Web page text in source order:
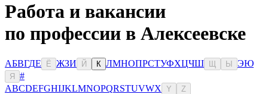
Работа и вакансии
по профессии в Алексеевске
АБВГДЕ Ё ЖЗИ Й К ЛМНОПРСТУФХЦЧШ Ы ЭЮ
Я
#
ABCDEFGHIJKLMNOPQRSTUVWX Y Z